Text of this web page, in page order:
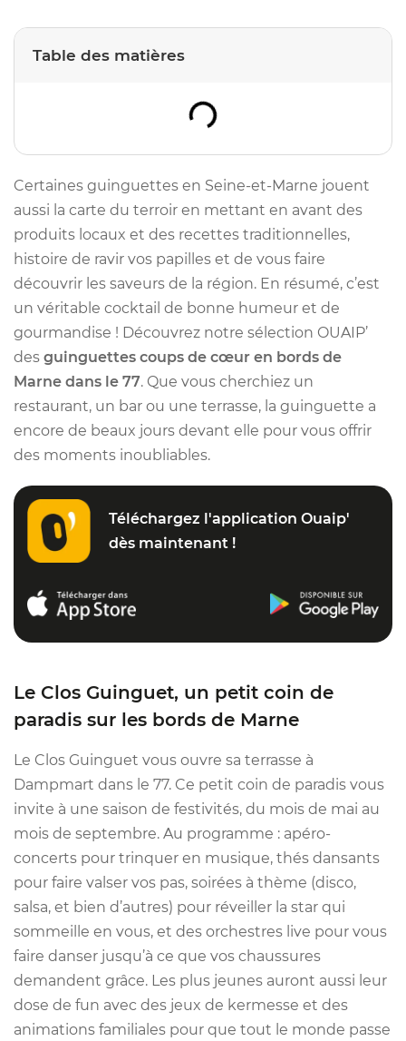
Table des matières
Certaines guinguettes en Seine-et-Marne jouent
aussi la carte du terroir en mettant en avant des
produits locaux et des recettes traditionnelles,
histoire de ravir vos papilles et de vous faire
découvrir les saveurs de la région. En résumé, c’est
un véritable cocktail de bonne humeur et de
gourmandise ! Découvrez notre sélection OUAIP’
des guinguettes coups de cœur en bords de
Marne dans le 77. Que vous cherchiez un
restaurant, un bar ou une terrasse, la guinguette a
encore de beaux jours devant elle pour vous offrir
des moments inoubliables.
Téléchargez l'application Ouaip'
dès maintenant !
Le Clos Guinguet, un petit coin de
paradis sur les bords de Marne
Le Clos Guinguet vous ouvre sa terrasse à
Dampmart dans le 77. Ce petit coin de paradis vous
invite à une saison de festivités, du mois de mai au
mois de septembre. Au programme : apéro-
concerts pour trinquer en musique, thés dansants
pour faire valser vos pas, soirées à thème (disco,
salsa, et bien d’autres) pour réveiller la star qui
sommeille en vous, et des orchestres live pour vous
faire danser jusqu’à ce que vos chaussures
demandent grâce. Les plus jeunes auront aussi leur
dose de fun avec des jeux de kermesse et des
animations familiales pour que tout le monde passe